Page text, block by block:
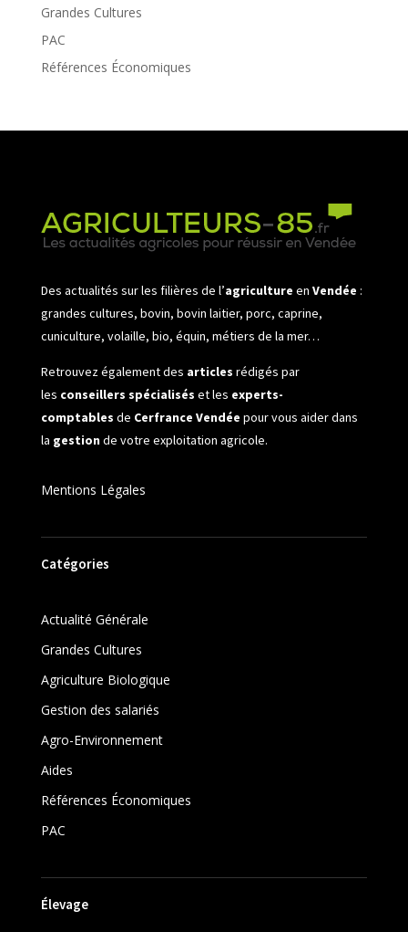
Grandes Cultures
PAC
Références Économiques
Des actualités sur les filières de l’agriculture en Vendée :
grandes cultures, bovin, bovin laitier, porc, caprine,
cuniculture, volaille, bio, équin, métiers de la mer…
Retrouvez également des articles rédigés par
les conseillers spécialisés et les experts-
comptables de Cerfrance Vendée pour vous aider dans
la gestionde votre exploitation agricole.
Mentions Légales
Catégories
Actualité Générale
Grandes Cultures
Agriculture Biologique
Gestion des salariés
Agro-Environnement
Aides
Références Économiques
PAC
Élevage